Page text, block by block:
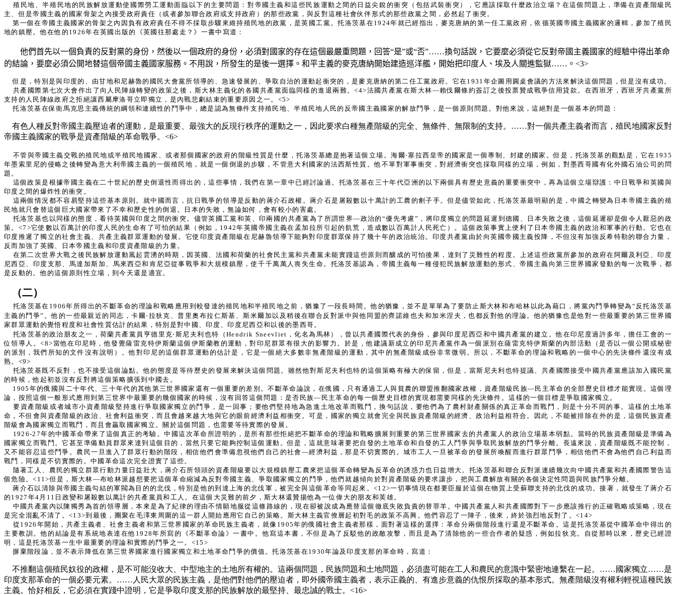
殖民地、半殖民地的民族解放運動使國際勞工運動面臨以下的主要問題：對帝國主義和這些民族運動之間的日益尖銳的衝突（包括武裝衝突），它應該採取什麼政治立場？在這個問題上，準備在資產階級民
主、但是帝國主義的國家骨架之內接受政府責任（或者參加聯合政府或支持政府）的那些政黨，與反對這種社會伙伴形式的那些政黨之間，必然起了衝突。
第一個在帝國主義國家的骨架之內因負有政府責任不得不採取步驟來維持殖民地的政黨，是英國工黨。托洛茨基在1924年就已經指出，麥克唐納的第一任工黨政府，依循英國帝國主義國家的邏輯，參加了殖民
地的鎮壓。他在他的1926年在英國出版的《英國往那處走？》一書中寫道：
他們首先以一個負責的反對黨的身份，然後以一個政府的身份，必須對國家的存在這個最嚴重問題，回答“是”或“否”……換句話說，它要麼必須從它反對帝國主義國家的經驗中得出革命
的結論，要麼必須公開地替這個帝國主義國家服務。不用說，所發生的是後一選擇。和平主義的麥克唐納開始建造巡洋艦，開始把印度人、埃及人關進監獄……。 <3>
但是，特別是與印度的、由甘地和尼赫魯的國民大會黨所領導的、急速發展的、爭取自治的運動起衝突的，是麥克唐納的第二任工黨政府。它在1931年企圖用圓桌會議的方法來解決這個問題，但是沒有成功。
共產國際第七次大會作出了向人民陣線轉變的政策之後，斯大林主義化的各國共產黨面臨同樣的進退兩難。<4>法國共產黨在斯大林—賴伐爾條約簽訂之後投票贊成戰爭信用貸款。在西班牙，西班牙共產黨所
支持的人民陣線政府之拒絕讓西屬摩洛哥立即獨立，是內戰悲劇結束的重要原因之一。<5>
托洛茨基在保衛馬克思主義傳統的綱領和連續性的鬥爭中，總是認為無條件支持殖民地、半殖民地人民的反帝國主義國家的解放鬥爭，是一個原則問題。對他來說，這絕對是一個基本的問題：
有色人種反對帝國主義壓迫者的運動，是最重要、最強大的反現行秩序的運動之一，因此要求白種無產階級的完全、無條件、無限制的支持。……對一個共產主義者而言，殖民地國家反對
帝國主義國家的戰爭是資產階級的革命戰爭。<6>
不管與帝國主義交戰的殖民地或半殖民地國家、或者那個國家的政府的階級性質是什麼，托洛茨基總是抱著這個立場。海爾‧塞拉西皇帝的國家是一個專制、封建的國家。但是，托洛茨基的觀點是，它在1935
年墨索里尼的侵略之後轉變為意大利帝國主義的一個殖民地，就是一個倒退的步驟，不管意大利國家的法西斯性質。他不單對軍事衝突，對經濟衝突也採取同樣的立場，例如，對墨西哥國有化外國石油公司的問
題。
這個政策是根據帝國主義在二十世紀的歷史倒退性而得出的，這些事情，我們在第一章中已經討論過。托洛茨基在三十年代亞洲的以下兩個具有歷史意義的重要衝突中，再為這個立場辯護：中日戰爭和英國與
印度之間的爆炸性的衝突。
這兩個情況都不容易堅持這些基本原則。就中國而言，抗日戰爭的領導是反動的蔣介石政權。蔣介石是屠殺數以十萬計的工農的劊子手。但是儘管如此，托洛茨基最明顯的是，中國之轉變為日本帝國主義的殖
民地就只會替這個巨大國家帶來了不幸和歷史性的倒退。日本的失敗，無論如何，會有較小的害處。
托洛茨基也以同樣的態度，看待英國與印度之間的衝突。儘管英國工黨和英、印兩國的共產黨為了所謂世界—政治的“優先考慮”，將印度獨立的問題延遲到德國、日本失敗之後，這個延遲卻是個令人厭惡的政
策。<7>它使數以百萬計的印度人民的生命有了可怕的結果（例如，1942年英國帝國主義在孟加拉所引起的飢荒，造成數以百萬計人民死亡）。這個政策事實上便利了日本帝國主義的政治和軍事的行動。它也在
印度推遲了獨立的社會主義、共產主義群眾運動的發展。它使印度資產階級在尼赫魯領導下能夠對印度群眾保持了幾十年的政治統治。印度共產黨由於向英國帝國主義投降，不但沒有加強反希特勒的聯合力量，
反而加強了英國、日本帝國主義和印度資產階級的力量。
在第二次世界大戰之後民族解放運動風起雲湧的時期，因英國、法國和荷蘭的社會民主黨和共產黨未能實踐這些原則而釀成的可怕後果，達到了災難性的程度。上述這些政黨所參加的政府在阿爾及利亞、印度
尼西亞、印度支那、馬達加斯加、馬來西亞和肯尼亞從事戰爭和大規模鎮壓，使千千萬萬人喪失生命。托洛茨基認為，帝國主義每一種侵犯民族解放運動的形式、帝國主義向第三世界國家發動的每一次戰爭，都
是反動的。他的這個原則性立場，到今天還是適宜。
（二）
托洛茨基在1906年所得出的不斷革命的理論和戰略應用到較發達的殖民地和半殖民地之前，猶豫了一段長時間。他的猶豫，並不是單單為了要防止斯大林和布哈林以此為藉口，將黨內鬥爭轉變為“反托洛茨基
主義的鬥爭”。他的一些最親近的同志，卡爾‧拉狄克、普里奧布拉仁斯基、斯米爾加以及稍後在聯合反對派中與他同盟的齊諾維也夫和加米涅夫，也都反對他的理論。他的猶豫也是他對一些最重要的第三世界國
家群眾運動的覺悟程度和社會性質估計的結果，特別是對中國、印度、印度尼西亞和以後的墨西哥。
托洛茨基的政治朋友之一，荷蘭共產黨員亨德里克‧斯尼夫利也特（Hendrik Sneevliet，化名為馬林），曾以共產國際代表的身份，參與印度尼西亞和中國共產黨的建立。他在印尼度過許多年，擔任工會的一
位領導人。<8>當他在印尼時，他發覺薩雷克特伊斯蘭這個伊斯蘭教的運動，對印尼群眾有很大的影響力。於是，他建議新成立的印尼共產黨作為一個派別在薩雷克特伊斯蘭的內部活動（是否以一個公開或秘密
的派別，我們所知的文件沒有說明）。他對印尼的這個群眾運動的估計是，它是一個絕大多數非無產階級的運動，其中的無產階級成份非常微弱。所以，不斷革命的理論和戰略的一個中心的先決條件還沒有成
熟。<9>
托洛茨基既不反對，也不接受這個論點。他的態度是等待歷史的發展來解決這個問題。雖然他對斯尼夫利也特的這個策略有極大的保留，但是，當斯尼夫利也特提議、共產國際接受中國共產黨應該加入國民黨
的時候，他起初並沒有反對將這個策略擴張到中國去。
1905年的俄國與二十年代、三十年代的其他第三世界國家還有一個重要的差別。不斷革命論說，在俄國，只有通過工人與貧農的聯盟推翻國家政權，資產階級民族—民主革命的全部歷史目標才能實現。這個理
論，按照這個一般形式應用到第三世界中最重要的幾個國家的時候，沒有回答這個問題：是否民族—民主革命的每一個歷史目標的實現都需要同樣的先決條件。這樣的一個目標是爭取國家獨立。
要資產階級或者城市小資產階級堅持進行爭取國家獨立的鬥爭，是一回事；要他們堅持地為急進土地改革而戰鬥，換句話說，要他們為了農村財產關係的真正革命而戰鬥，則是十分不同的事。這樣的土地革
命，不但會與資產階級的政治、社會利益衝突，而且會越來越大地與它的眼前經濟利益相衝突。可是，國家的獨立就會完全與民族資產階級的經濟、政治利益相符合。因此，不能被排除在外的是，這個民族資產
階級會為國家獨立而戰鬥，而且會贏取國家獨立。關於這個問題，也需要等待實際的發展。
1926-27年的中國革命帶來了這個真正的考驗。中國這次革命所證明的，是所有那些拒絕把不斷革命的理論和戰略擴展到重要的第三世界國家去的共產黨人的政治立場基本弱點。當時的民族資產階級是準備為
國家獨立而戰鬥。它甚至準備動員群眾來達到這個目的，當然只要它能夠控制這個運動。但是，這就意味著要把自發的土地革命和自發的工人鬥爭與爭取民族解放的鬥爭分離。長遠來說，資產階級既不能控制，
又不能容忍這些鬥爭。農民一旦進入了群眾行動的階段，相信他們會準備忽視他們自己的社會—經濟利益，那是不切實際的。城市工人一旦被革命的發展所喚醒而進行群眾鬥爭，相信他們不會為他們自己利益而
戰鬥，同樣是不切實際的。中國革命這次完全證實了這些。
隨著工人、農民的獨立群眾行動力量日益壯大，蔣介石所領頭的資產階級要以大規模鎮壓工農來把這個革命轉變為反革命的誘惑力也日益增大。托洛茨基和聯合反對派連續幾次向中國共產黨和共產國際警告這
個危險。<11>但是，斯大林—布哈林派越想要把這個革命縮減為反對帝國主義、爭取國家獨立的鬥爭，他們就越傾向於對資產階級的要求讓步，把與工農解放有關的各個決定性問題與民族鬥爭分離。
蔣介石以清除與帝國主義勾結的軍閥為目的的北伐，特別是他的到達上海的北伐軍，被完全與這個革命等同起來。<12>一切事情現在都要臣服於這個在物質上受蘇聯支持的北伐的成功。接著，就發生了蔣介石
的1927年4月11日政變和屠殺數以萬計的共產黨員和工人。在這個大災難的前夕，斯大林還贊揚他為一位偉大的朋友和英雄。
中國共產黨內以陳獨秀為首的領導層，本來是為了紀律的理由不情願地服從這條路線的，現在卻被說成為應替這個徹底失敗負責的替罪羊。中國共產黨人和共產國際對下一步應該推行的正確戰略或策略，現在
是完全混亂不清了。<13>到最後，團聚在毛澤東周圍的這一群人開始應用它自己的策略。斯大林主義官僚層起初對毛的政策不高興。他們容忍了一陣子，後來，終於強烈地反對了。<14>
從1926年開始，共產主義者、社會主義者和第三世界國家的革命民族主義者，就像1905年的俄國社會主義者那樣，面對著這樣的選擇：革命分兩個階段進行還是不斷革命。這是托洛茨基從中國革命中得出的
主要教訓。他的結論是有系統地表達在他1928年所寫的《不斷革命論》一書中。他寫這本書，不但是為了反駁他的政敵攻擊，而且是為了清除他的一些合作者的疑惑，例如拉狄克。自從那時以來，歷史已經證
明，這是托洛茨基一生中最重要的理論和實際的鬥爭之一。<15>
摒棄階段論，並不表示降低在第三世界國家進行國家獨立和土地革命鬥爭的價值。托洛茨基在1930年論及印度支那的革命時，寫道：
不推翻這個殖民奴役的政權，是不可能沒收大、中型地主的土地所有權的。這兩個問題，民族問題和土地問題，必須盡可能在工人和農民的意識中緊密地連繫在一起。……國家獨立……是
印度支那革命的一個必要元素。……人民大眾的民族主義，是他們對他們的壓迫者，即外國帝國主義者，表示正義的、有進步意義的仇恨所採取的基本形式。無產階級沒有權利輕視這種民族
主義。恰好相反，它必須在實踐中證明，它是爭取印度支那的民族解放的最堅持、最忠誠的戰士。<16>